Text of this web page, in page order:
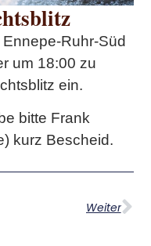
Ruhr-Süd
um 18:00 zu
ein.
bitte Frank
kurz Bescheid.
Weiter